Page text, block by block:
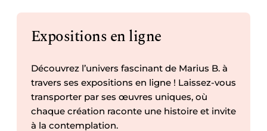
Expositions en ligne
Découvrez l’univers fascinant de Marius B. à
travers ses expositions en ligne ! Laissez-vous
transporter par ses œuvres uniques, où
chaque création raconte une histoire et invite
à la contemplation.